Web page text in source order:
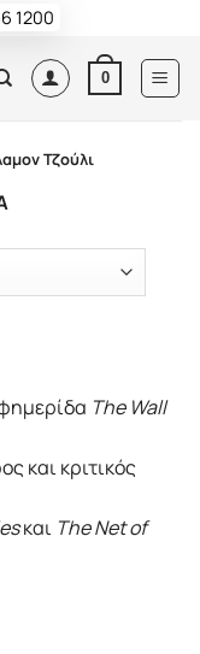
1200
0
Τζούλι
The Wall
και κριτικός
και The Net of